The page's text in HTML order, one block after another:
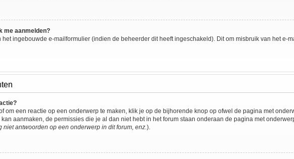
me aanmelden?
ingebouwde e-mailformulier (indien de beheerder dit heeft ingeschakeld). Dit om misbruik van het e-
om een reactie op een onderwerp te maken, klik je op de bijhorende knop op ofwel de pagina met
aanmaken, de permissies die je al dan niet hebt in het forum staan onderaan de pagina met
antwoorden op een onderwerp in dit forum, enz.).